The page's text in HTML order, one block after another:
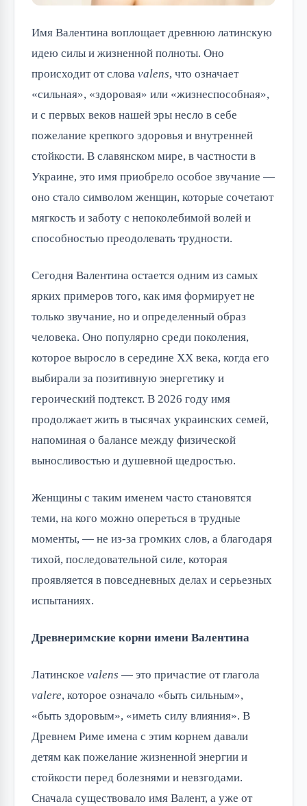
Имя Валентина воплощает древнюю латинскую
идею силы и жизненной полноты. Оно
происходит от слова valens, что означает
«сильная», «здоровая» или «жизнеспособная»,
и с первых веков нашей эры несло в себе
пожелание крепкого здоровья и внутренней
стойкости. В славянском мире, в частности в
Украине, это имя приобрело особое звучание —
оно стало символом женщин, которые сочетают
мягкость и заботу с непоколебимой волей и
способностью преодолевать трудности.
Сегодня Валентина остается одним из самых
ярких примеров того, как имя формирует не
только звучание, но и определенный образ
человека. Оно популярно среди поколения,
которое выросло в середине XX века, когда его
выбирали за позитивную энергетику и
героический подтекст. В 2026 году имя
продолжает жить в тысячах украинских семей,
напоминая о балансе между физической
выносливостью и душевной щедростью.
Женщины с таким именем часто становятся
теми, на кого можно опереться в трудные
моменты, — не из-за громких слов, а благодаря
тихой, последовательной силе, которая
проявляется в повседневных делах и серьезных
испытаниях.
Древнеримские корни имени Валентина
Латинское valens — это причастие от глагола
valere, которое означало «быть сильным»,
«быть здоровым», «иметь силу влияния». В
Древнем Риме имена с этим корнем давали
детям как пожелание жизненной энергии и
стойкости перед болезнями и невзгодами.
Сначала существовало имя Валент, а уже от